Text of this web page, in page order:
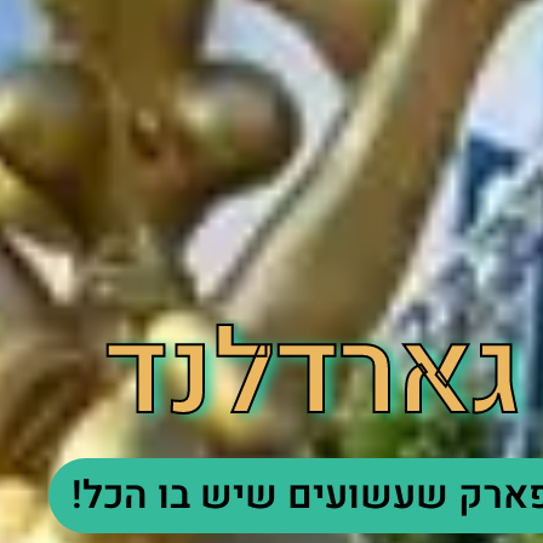
גארדלנד
שעשועים שיש בו הכל!